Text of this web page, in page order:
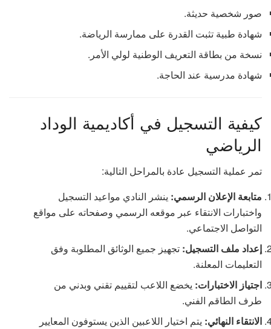
صور شخصية حديثة.
شهادة طبية تثبت القدرة على ممارسة الرياضة.
نسخة من بطاقة التعريف الوطنية لولي الأمر.
شهادة مدرسية عند الحاجة.
كيفية التسجيل في أكاديمية الوداد
الرياضي
تمر عملية التسجيل عادة بالمراحل التالية:
متابعة الإعلان الرسمي: ينشر النادي مواعيد التسجيل
واختبارات الانتقاء عبر موقعه الرسمي وصفحاته على مواقع
التواصل الاجتماعي.
إعداد ملف التسجيل: تجهيز جميع الوثائق المطلوبة وفق
التعليمات المعلنة.
اجتياز الاختبارات: يخضع اللاعب لتقييم تقني وبدني من
طرف الطاقم الفني.
الانتقاء النهائي: يتم اختيار اللاعبين الذين يستوفون المعايير